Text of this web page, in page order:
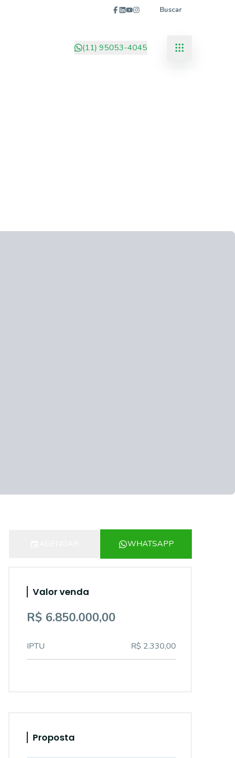
Buscar
(11) 95053-4045
WHATSAPP
Valor venda
R$ 6.850.000,00
IPTU R$ 2.330,00
Proposta